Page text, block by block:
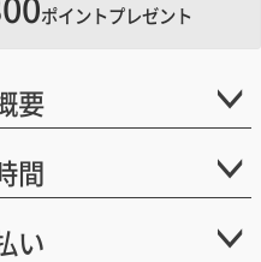
ポイントプレゼント
要
間
い